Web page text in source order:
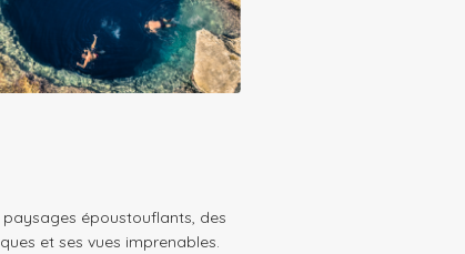
époustouflants, des
et ses vues imprenables.